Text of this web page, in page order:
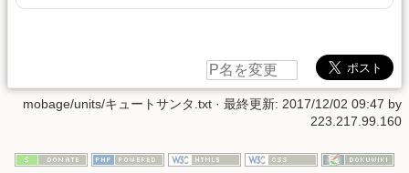
mobage/units/キュートサンタ.txt · 最終更新: 2017/12/02 09:47 by
223.217.99.160